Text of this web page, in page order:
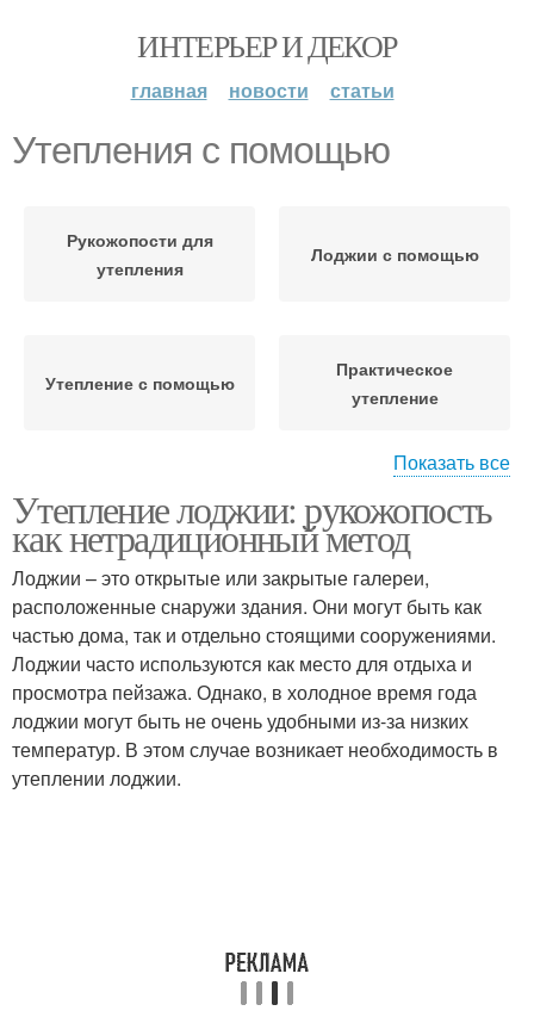
ИНТЕРЬЕР И ДЕКОР
главная новости статьи
Утепления с помощью
Рукожопости для
утепления
Лоджии с помощью
Утепление с помощью
Практическое
утепление
Ппа для утепления
Показать все
Утепление лоджии: рукожопость
как нетрадиционный метод
Лоджии – это открытые или закрытые галереи,
расположенные снаружи здания. Они могут быть как
частью дома, так и отдельно стоящими сооружениями.
Лоджии часто используются как место для отдыха и
просмотра пейзажа. Однако, в холодное время года
лоджии могут быть не очень удобными из-за низких
температур. В этом случае возникает необходимость в
утеплении лоджии.